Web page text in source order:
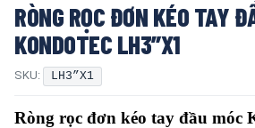
​​​​​​​RÒNG RỌC ĐƠN KÉO TAY
KONDOTEC LH3”X1
SKU: LH3”X1
Ròng rọc đơn kéo tay đầu móc